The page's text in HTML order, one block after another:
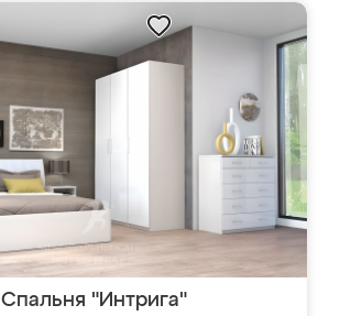
Спальня "Интрига"